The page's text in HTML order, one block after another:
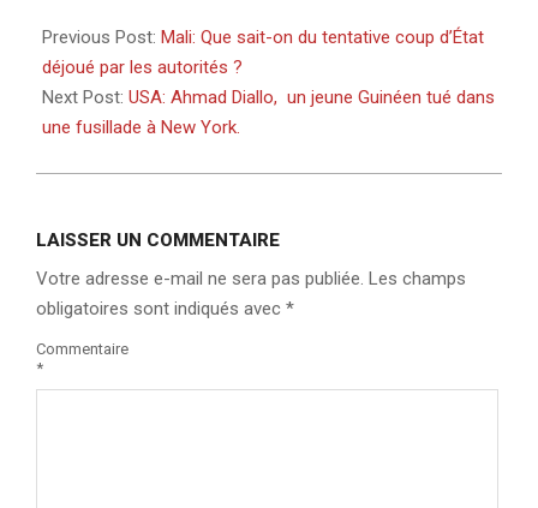
08-
17
Previous Post: Mali: Que sait-on du tentative coup d’État
déjoué par les autorités ?
Next Post: USA: Ahmad Diallo, un jeune Guinéen tué dans
une fusillade à New York.
LAISSER UN COMMENTAIRE
Votre adresse e-mail ne sera pas publiée. Les champs
obligatoires sont indiqués avec *
Commentaire
*